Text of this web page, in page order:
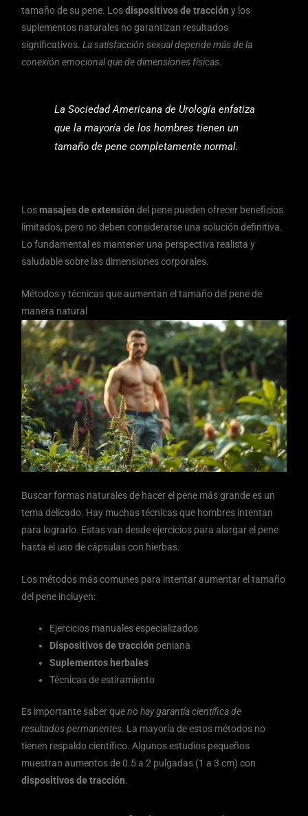
tamaño de su pene. Losdispositivos de tracción y los
suplementos naturales no garantizan resultados
significativos.La satisfacción sexual depende más de la
conexión emocional que de dimensiones físicas.
La Sociedad Americana de Urología enfatiza
que la mayoría de los hombres tienen un
tamaño de pene completamente normal.
Losmasajes de extensión del pene pueden ofrecer beneficios
limitados, pero no deben considerarse una solución definitiva.
Lo fundamental es mantener una perspectiva realista y
saludable sobre las dimensiones corporales.
Métodos y técnicas que aumentan el tamaño del pene de
manera natural
Buscar formas naturales de hacer el pene más grande es un
tema delicado. Hay muchas técnicas que hombres intentan
para lograrlo. Estas van desde ejercicios para alargar el pene
hasta el uso de cápsulas con hierbas.
Los métodos más comunes para intentar aumentar el tamaño
del pene incluyen:
Ejercicios manuales especializados
Dispositivos de tracción peniana
Suplementos herbales
Técnicas de estiramiento
Es importante saber queno hay garantía científica de
resultados permanentes. La mayoría de estos métodos no
tienen respaldo científico. Algunos estudios pequeños
muestran aumentos de 0.5 a 2 pulgadas (1 a 3 cm) con
dispositivos de tracción.